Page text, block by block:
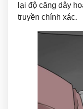
lại độ căng dây
truyền chính xác.